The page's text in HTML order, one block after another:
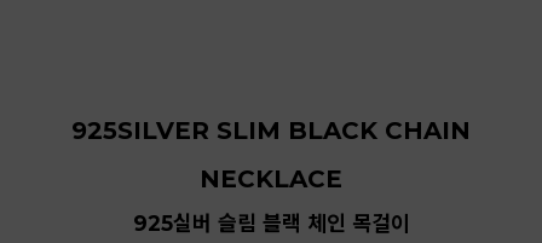
925SILVER SLIM BLACK CHAIN
NECKLACE
925실버 슬림 블랙 체인 목걸이